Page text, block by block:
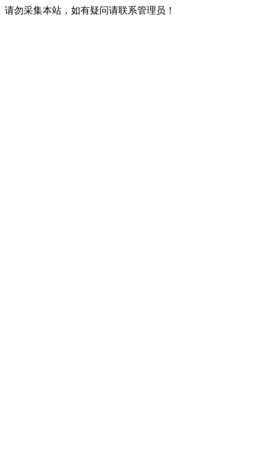
请勿采集本站，如有疑问请联系管理员！